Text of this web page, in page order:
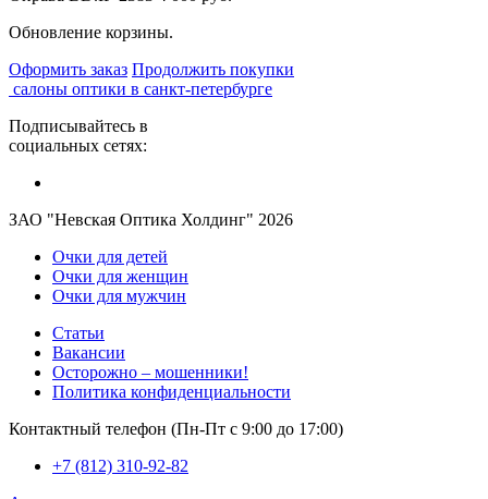
Обновление корзины.
Оформить заказ Продолжить покупки
салоны оптики в санкт-петербурге
Подписывайтесь в
социальных сетях:
ЗАО "Невская Оптика Холдинг" 2026
Очки для детей
Очки для женщин
Очки для мужчин
Статьи
Вакансии
Осторожно – мошенники!
Политика конфиденциальности
Контактный телефон (Пн-Пт с 9:00 до 17:00)
+7 (812) 310-92-82